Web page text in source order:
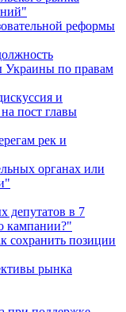
реформы
Украины по правам
и
пост главы
рек и
органах или
депутатов в 7
кампании?"
сохранить позиции
рынка